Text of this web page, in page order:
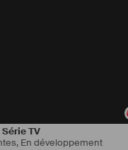
Série TV
, En développement